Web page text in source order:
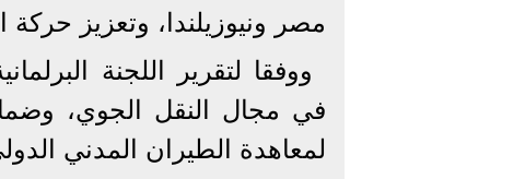
مصر ونيوزيلندا، وتعزيز حركة
ووفقا لتقرير اللجنة
في مجال النقل الجوي،
لمعاهدة الطيران المدني الدولي